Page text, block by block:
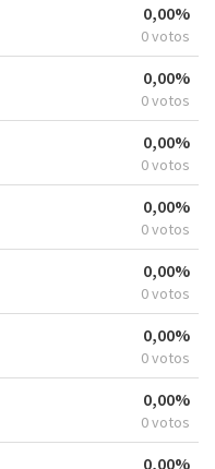
0,00%
0 votos
0,00%
0 votos
0,00%
0 votos
0,00%
0 votos
0,00%
0 votos
0,00%
0 votos
0,00%
0 votos
0,00%